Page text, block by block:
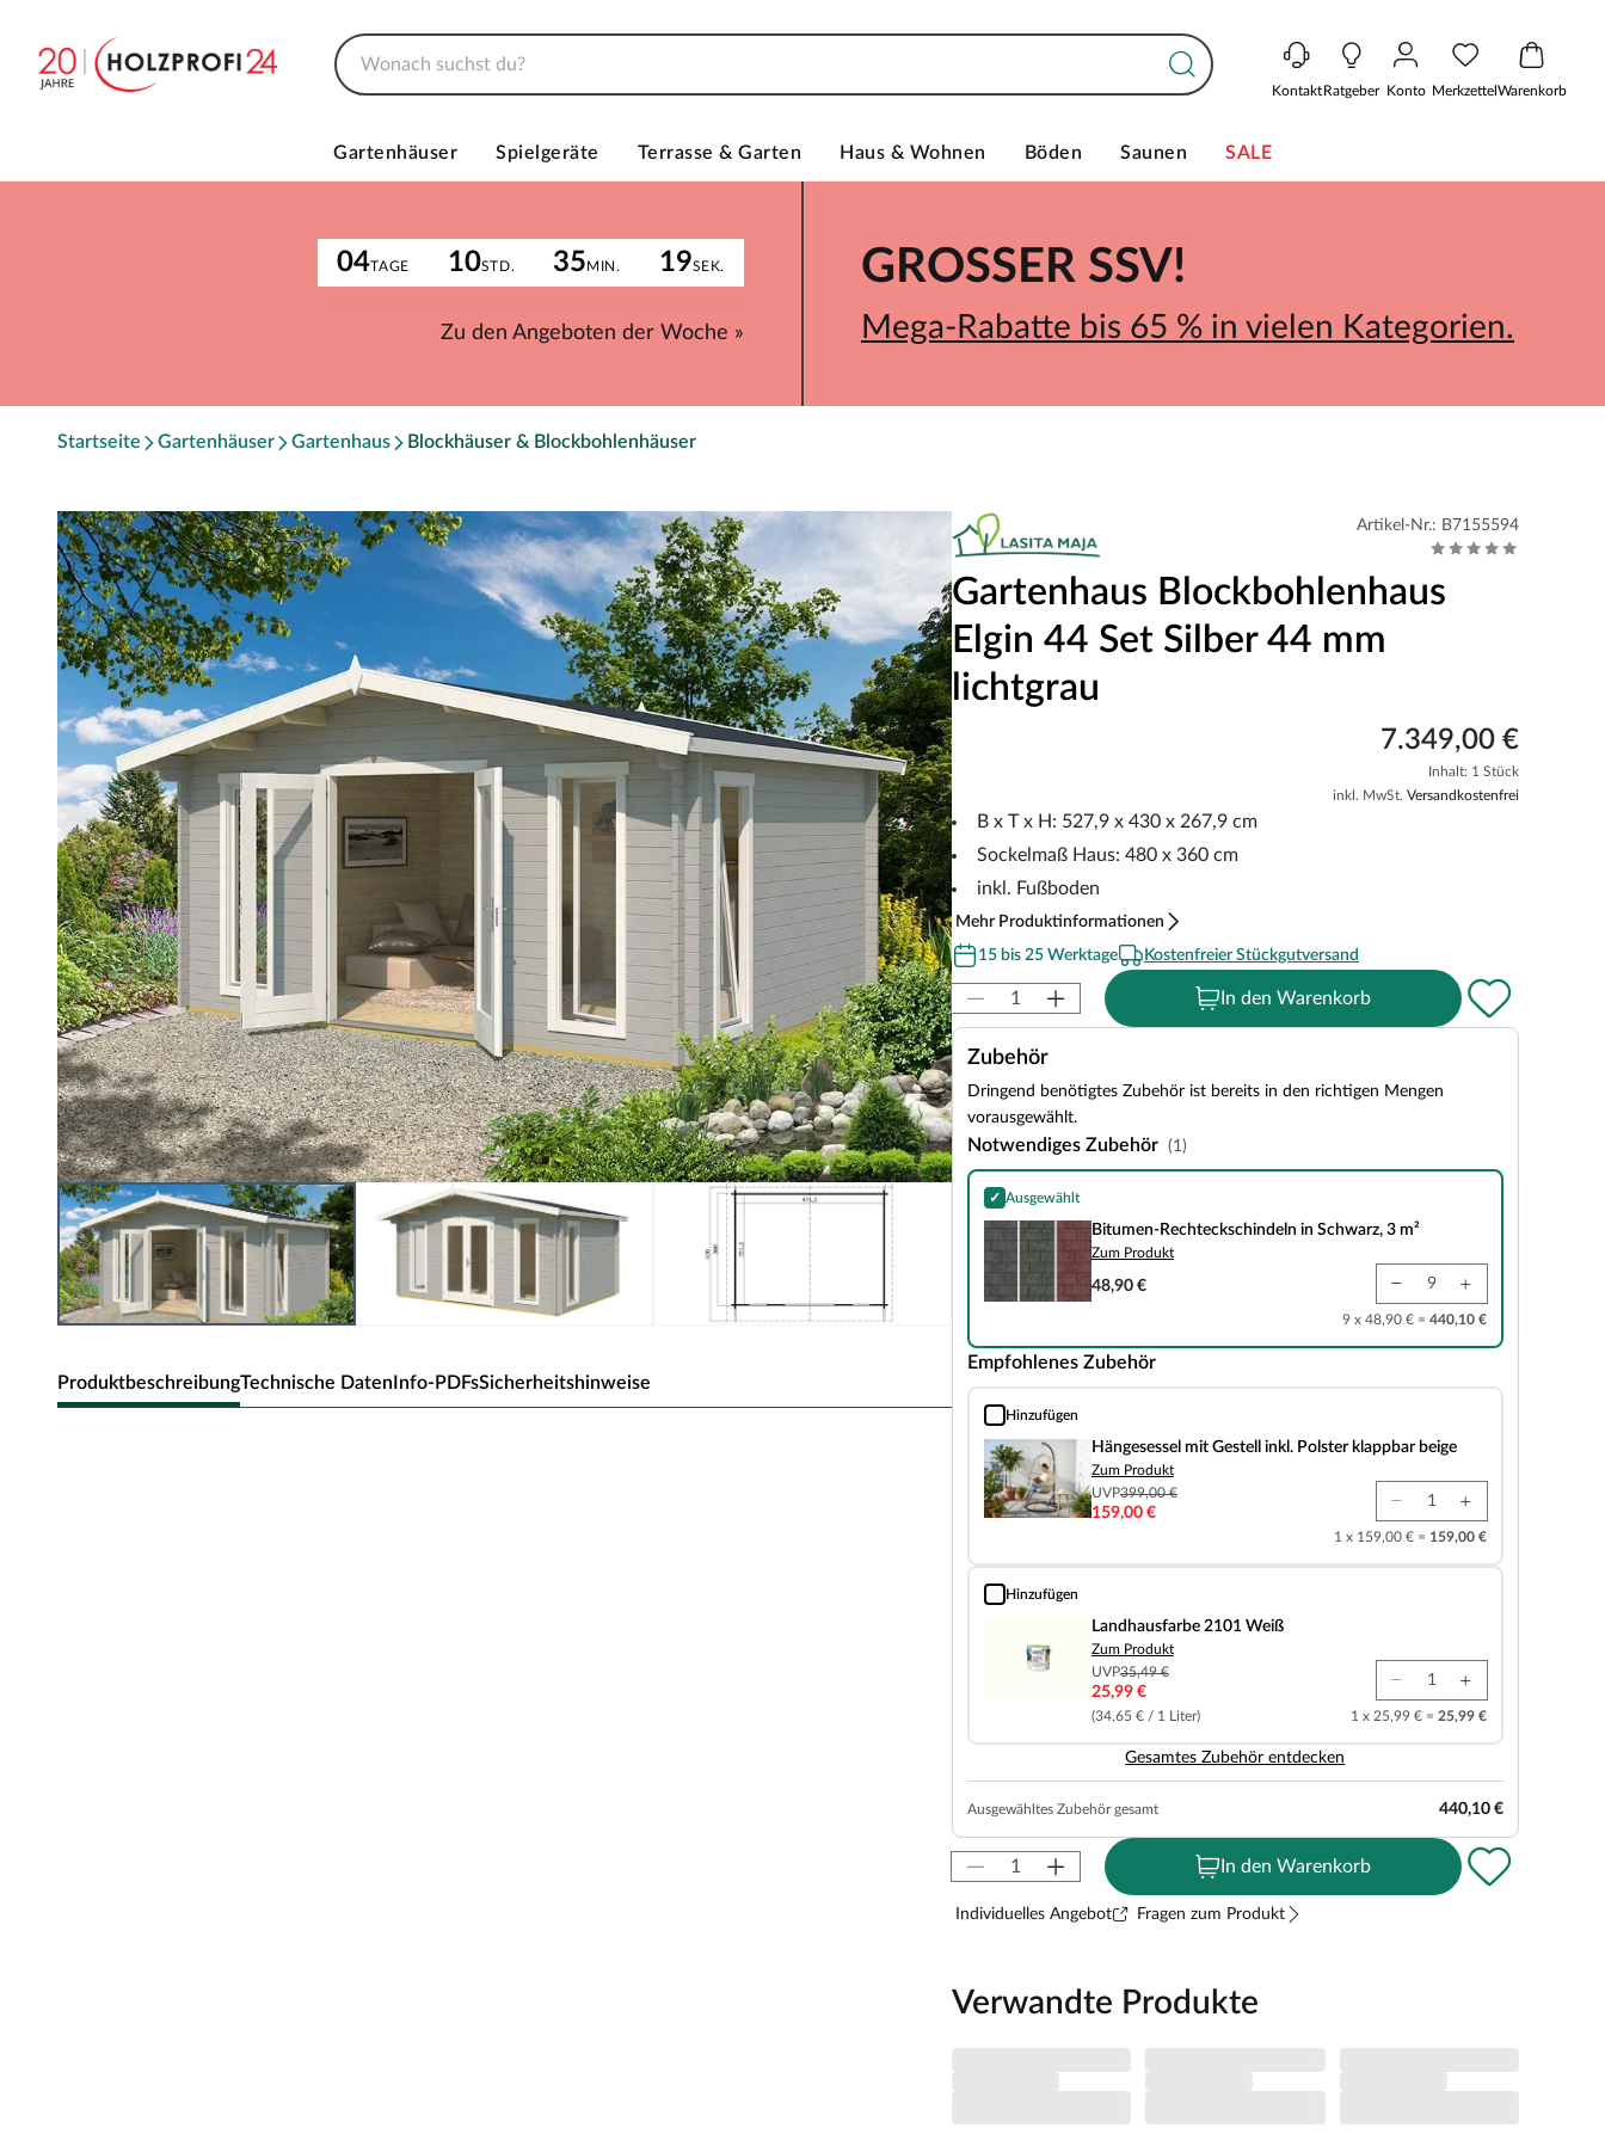
KontaktRatgeber Konto MerkzettelWarenkorb
Gartenhäuser Spielgeräte Terrasse & Garten Haus & Wohnen Böden Saunen SALE
04TAGE 10STD. 35MIN. 19SEK.
Zu den Angeboten der Woche »
GROSSER SSV!
Mega-Rabatte bis 65 % in vielen Kategorien.
Startseite Gartenhäuser Gartenhaus Blockhäuser & Blockbohlenhäuser
ProduktbeschreibungTechnische DatenInfo-PDFsSicherheitshinweise
Artikel-Nr.: B7155594
Gartenhaus Blockbohlenhaus
Elgin 44 Set Silber 44 mm
lichtgrau
7.349,00 €
Inhalt: 1 Stück
inkl. MwSt. Versandkostenfrei
B x T x H: 527,9 x 430 x 267,9 cm
Sockelmaß Haus: 480 x 360 cm
inkl. Fußboden
Mehr Produktinformationen
15 bis 25 Werktage
Kostenfreier Stückgutversand
In den Warenkorb
Zubehör
Dringend benötigtes Zubehör ist bereits in den richtigen Mengen
vorausgewählt.
Notwendiges Zubehör (1)
✓ Ausgewählt
Bitumen-Rechteckschindeln in Schwarz, 3 m²
Bitumen-Rechteckschindeln in Schwarz, 3 m²
Zum Produkt
48,90 €
9 x 48,90 € = 440,10 €
Empfohlenes Zubehör
Hinzufügen
Hängesessel mit Gestell inkl. Polster klappbar beige
Hängesessel mit Gestell inkl. Polster klappbar beige
Zum Produkt
UVP399,00 €
159,00 €
1 x 159,00 € = 159,00 €
Hinzufügen
Landhausfarbe 2101 Weiß
Landhausfarbe 2101 Weiß
Zum Produkt
UVP35,49 €
25,99 €
(34,65 € / 1 Liter) 1 x 25,99 € = 25,99 €
Gesamtes Zubehör entdecken
Ausgewähltes Zubehör gesamt 440,10 €
In den Warenkorb
Individuelles Angebot Fragen zum Produkt
Verwandte Produkte